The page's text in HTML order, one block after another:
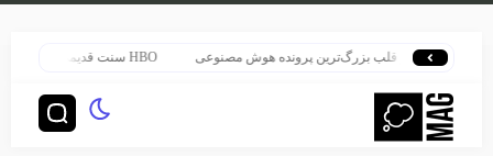
پاتر در قلب بزرگ‌ترین پرونده هوش مصنوعی HBO سنت قدیمی خود را برای پخش سریال هری پاتر تغییر داد